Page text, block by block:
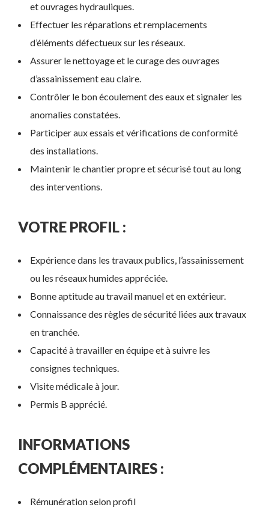
et ouvrages hydrauliques.
Effectuer les réparations et remplacements
d’éléments défectueux sur les réseaux.
Assurer le nettoyage et le curage des ouvrages
d’assainissement eau claire.
Contrôler le bon écoulement des eaux et signaler les
anomalies constatées.
Participer aux essais et vérifications de conformité
des installations.
Maintenir le chantier propre et sécurisé tout au long
des interventions.
VOTRE PROFIL :
Expérience dans les travaux publics, l’assainissement
ou les réseaux humides appréciée.
Bonne aptitude au travail manuel et en extérieur.
Connaissance des règles de sécurité liées aux travaux
en tranchée.
Capacité à travailler en équipe et à suivre les
consignes techniques.
Visite médicale à jour.
Permis B apprécié.
INFORMATIONS
COMPLÉMENTAIRES :
Rémunération selon profil